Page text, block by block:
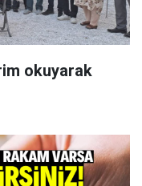
okuyarak